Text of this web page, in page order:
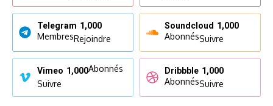
Telegram 1,000
MembresRejoindre
Soundcloud 1,000
AbonnésSuivre
Vimeo 1,000Abonnés
Suivre
Dribbble 1,000
AbonnésSuivre